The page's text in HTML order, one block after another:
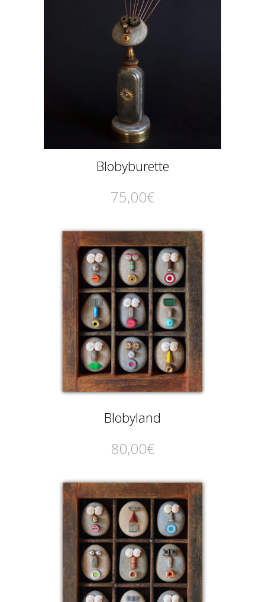
Blobyburette
75,00€
Blobyland
80,00€